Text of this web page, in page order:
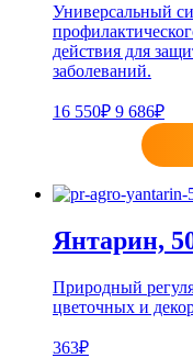
Универсальный
действия для
заболеваний.
16 550₽ 9 686₽
Янтарин,
Природный
цветочных и
363₽